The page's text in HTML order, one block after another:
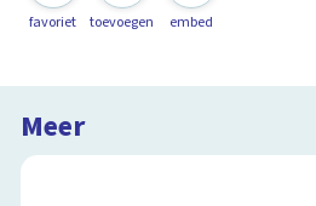
favoriet toevoegen embed
Meer